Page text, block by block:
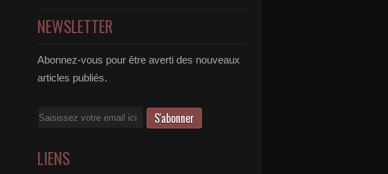
NEWSLETTER
Abonnez-vous pour être averti des nouveaux
articles publiés.
Email
LIENS